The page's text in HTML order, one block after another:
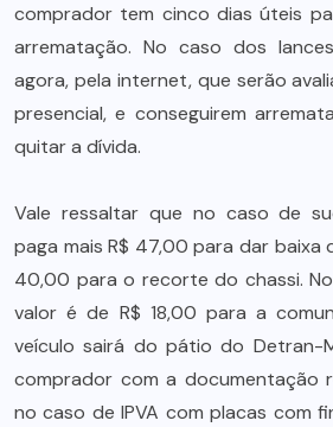
comprador tem cinco dias úteis
arrematação. No caso dos
agora, pela internet, que serão
presencial, e conseguirem
quitar a dívida.
Vale ressaltar que no caso de
paga mais R$ 47,00 para dar baixa
40,00 para o recorte do chassi.
valor é de R$ 18,00 para a
veículo sairá do pátio do Detran-
comprador com a documentação
no caso de IPVA com placas com